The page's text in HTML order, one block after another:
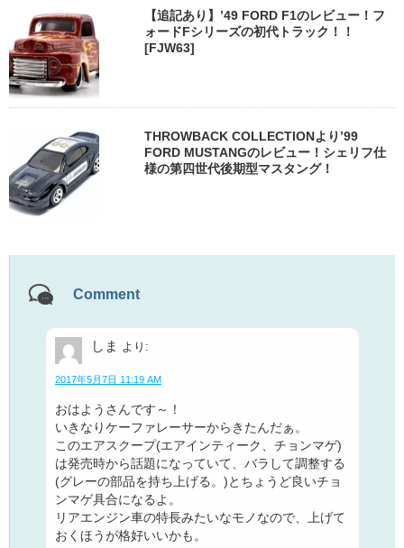
【追記あり】’49 FORD F1のレビュー！フ
ォードFシリーズの初代トラック！！
[FJW63]
THROWBACK COLLECTIONより’99
FORD MUSTANGのレビュー！シェリフ仕
様の第四世代後期型マスタング！
Comment
しま より:
2017年5月7日 11:19 AM
おはようさんです～！
いきなりケーファレーサーからきたんだぁ。
このエアスクープ(エアインティーク、チョンマゲ)
は発売時から話題になっていて、バラして調整する
(グレーの部品を持ち上げる。)とちょうど良いチョ
ンマゲ具合になるよ。
リアエンジン車の特長みたいなモノなので、上げて
おくほうが格好いいかも。